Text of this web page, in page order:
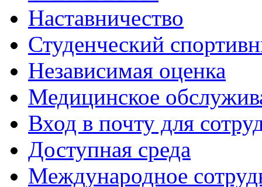
Наставничество
Студенческий
Независимая оценка
Медицинское
Вход в почту для
Доступная среда
Международное